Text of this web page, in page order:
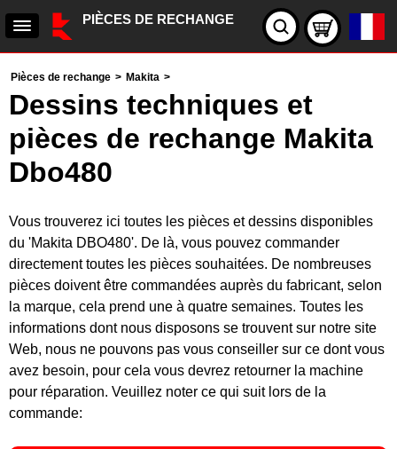
PIÈCES DE RECHANGE
Pièces de rechange > Makita >
Dessins techniques et
pièces de rechange Makita
Dbo480
Vous trouverez ici toutes les pièces et dessins disponibles
du 'Makita DBO480'. De là, vous pouvez commander
directement toutes les pièces souhaitées. De nombreuses
pièces doivent être commandées auprès du fabricant, selon
la marque, cela prend une à quatre semaines. Toutes les
informations dont nous disposons se trouvent sur notre site
Web, nous ne pouvons pas vous conseiller sur ce dont vous
avez besoin, pour cela vous devrez retourner la machine
pour réparation. Veuillez noter ce qui suit lors de la
commande: